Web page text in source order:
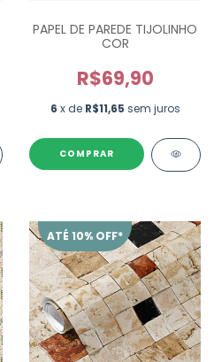
PAPEL DE PAREDE TIJOLINHO
COR
R$69,90
6 x de R$11,65 sem juros
ATÉ 10% OFF*